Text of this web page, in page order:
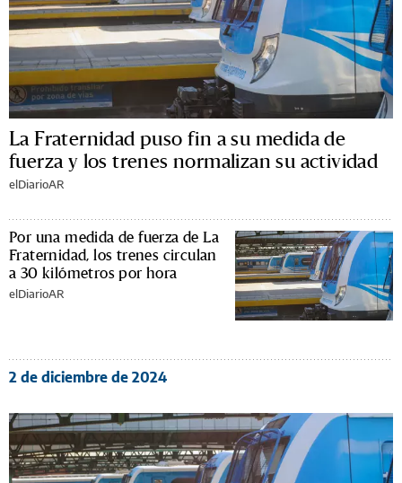
La Fraternidad puso fin a su medida de
fuerza y los trenes normalizan su actividad
elDiarioAR
Por una medida de fuerza de La
Fraternidad, los trenes circulan
a 30 kilómetros por hora
elDiarioAR
2 de diciembre de 2024